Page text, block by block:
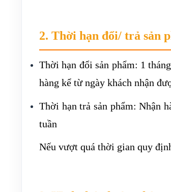
2. Thời hạn đổi/ trả sản
Thời hạn đổi sản phẩm: 1
hàng kể từ ngày khách nhận
Thời hạn trả sản phẩm: Nhận
tuần
Nếu vượt quá thời gian quy